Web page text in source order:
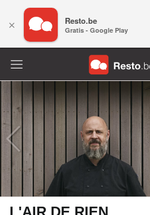
L'AIR DE RIEN
× Resto.be
Gratis - Google Play